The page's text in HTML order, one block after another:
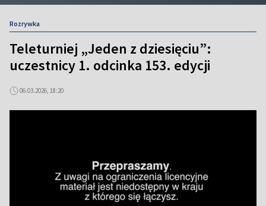
Rozrywka
Teleturniej „Jeden z dziesięciu”:
uczestnicy 1. odcinka 153. edycji
06.03.2026, 18:20